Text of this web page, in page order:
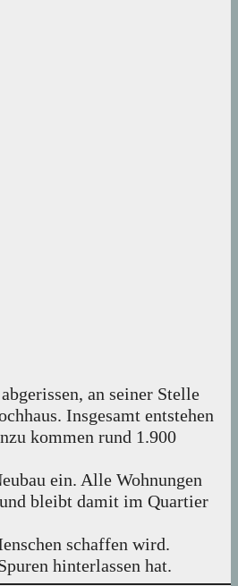
an seiner Stelle
Insgesamt entstehen
kommen rund 1.900
ein. Alle Wohnungen
bleibt damit im Quartier
schaffen wird.
hinterlassen hat.